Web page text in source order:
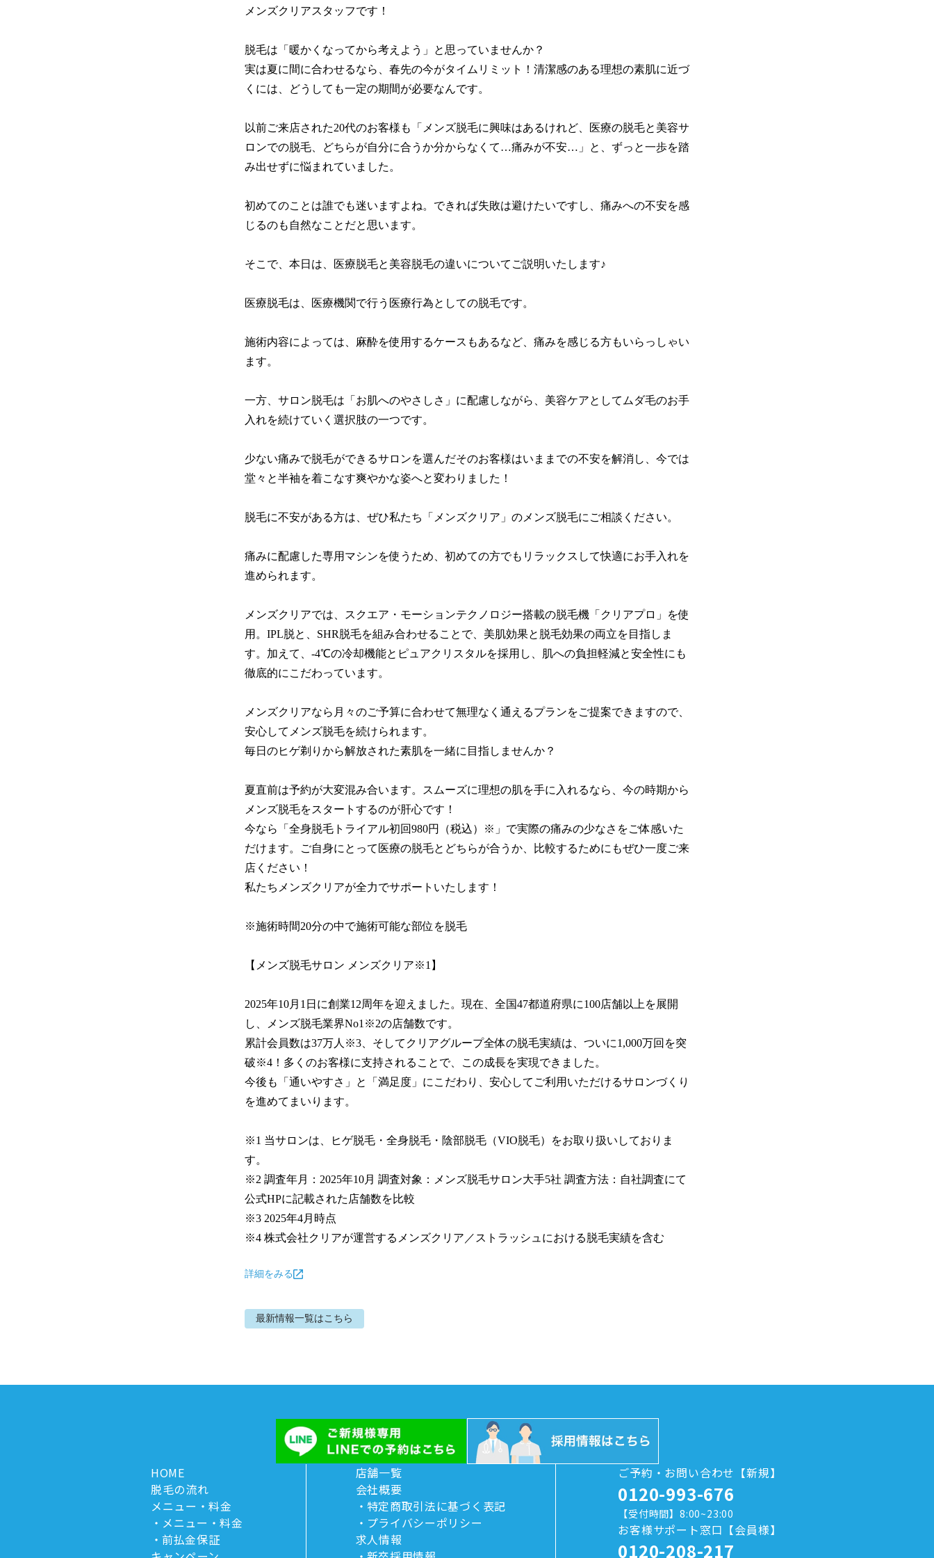
メンズクリアスタッフです！
脱毛は「暖かくなってから考えよう」と思っていませんか？
実は夏に間に合わせるなら、春先の今がタイムリミット！清潔感のある理想の素肌に近づ
くには、どうしても一定の期間が必要なんです。
以前ご来店された20代のお客様も「メンズ脱毛に興味はあるけれど、医療の脱毛と美容サ
ロンでの脱毛、どちらが自分に合うか分からなくて…痛みが不安…」と、ずっと一歩を踏
み出せずに悩まれていました。
初めてのことは誰でも迷いますよね。できれば失敗は避けたいですし、痛みへの不安を感
じるのも自然なことだと思います。
そこで、本日は、医療脱毛と美容脱毛の違いについてご説明いたします♪
医療脱毛は、医療機関で行う医療行為としての脱毛です。
施術内容によっては、麻酔を使用するケースもあるなど、痛みを感じる方もいらっしゃい
ます。
一方、サロン脱毛は「お肌へのやさしさ」に配慮しながら、美容ケアとしてムダ毛のお手
入れを続けていく選択肢の一つです。
少ない痛みで脱毛ができるサロンを選んだそのお客様はいままでの不安を解消し、今では
堂々と半袖を着こなす爽やかな姿へと変わりました！
脱毛に不安がある方は、ぜひ私たち「メンズクリア」のメンズ脱毛にご相談ください。
痛みに配慮した専用マシンを使うため、初めての方でもリラックスして快適にお手入れを
進められます。
メンズクリアでは、スクエア・モーションテクノロジー搭載の脱毛機「クリアプロ」を使
用。IPL脱と、SHR脱毛を組み合わせることで、美肌効果と脱毛効果の両立を目指しま
す。加えて、‐4℃の冷却機能とピュアクリスタルを採用し、肌への負担軽減と安全性にも
徹底的にこだわっています。
メンズクリアなら月々のご予算に合わせて無理なく通えるプランをご提案できますので、
安心してメンズ脱毛を続けられます。
毎日のヒゲ剃りから解放された素肌を一緒に目指しませんか？
夏直前は予約が大変混み合います。スムーズに理想の肌を手に入れるなら、今の時期から
メンズ脱毛をスタートするのが肝心です！
今なら「全身脱毛トライアル初回980円（税込）※」で実際の痛みの少なさをご体感いた
だけます。ご自身にとって医療の脱毛とどちらが合うか、比較するためにもぜひ一度ご来
店ください！
私たちメンズクリアが全力でサポートいたします！
※施術時間20分の中で施術可能な部位を脱毛
【メンズ脱毛サロン メンズクリア※1】
2025年10月1日に創業12周年を迎えました。現在、全国47都道府県に100店舗以上を展開
し、メンズ脱毛業界No1※2の店舗数です。
累計会員数は37万人※3、そしてクリアグループ全体の脱毛実績は、ついに1,000万回を突
破※4！多くのお客様に支持されることで、この成長を実現できました。
今後も「通いやすさ」と「満足度」にこだわり、安心してご利用いただけるサロンづくり
を進めてまいります。
※1 当サロンは、ヒゲ脱毛・全身脱毛・陰部脱毛（VIO脱毛）をお取り扱いしておりま
す。
※2 調査年月：2025年10月 調査対象：メンズ脱毛サロン大手5社 調査方法：自社調査にて
公式HPに記載された店舗数を比較
※3 2025年4月時点
※4 株式会社クリアが運営するメンズクリア／ストラッシュにおける脱毛実績を含む
詳細をみる
最新情報一覧はこちら
HOME
脱毛の流れ
メニュー・料金
メニュー・料金
前払金保証
店舗一覧
会社概要
特定商取引法に基づく表記
プライバシーポリシー
求人情報
ご予約・お問い合わせ【新規】
0120-993-676
【受付時間】8:00~23:00
お客様サポート窓口【会員様】
0120-208-217